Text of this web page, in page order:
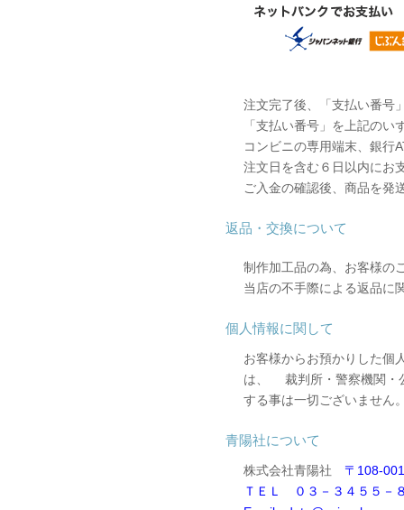
注文完了後、「支払い番号
「支払い番号」を上記の
コンビニの専用端末、銀行
注文日を含む６日以内にお
ご入金の確認後、商品を発
返品・交換について
制作加工品の為、お客様の
当店の不手際による返品に
個人情報に関して
お客様からお預かりした個
は、 裁判所・警察機関・
する事は一切ございません
青陽社について
株式会社青陽社 〒108-
ＴＥＬ ０３－３４５５－